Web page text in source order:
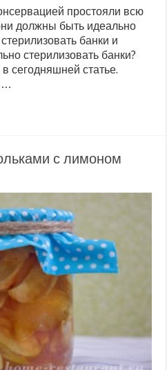
простояли всю
должны быть идеально
банки и
стерилизовать банки?
сегодняшней статье.
…
с лимоном